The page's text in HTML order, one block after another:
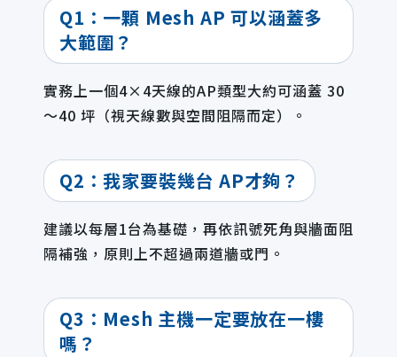
Q1：一顆 Mesh AP 可以涵蓋多
大範圍？
實務上一個4×4天線的AP類型大約可涵蓋 30
～40 坪（視天線數與空間阻隔而定）。
Q2：我家要裝幾台 AP才夠？
建議以每層1台為基礎，再依訊號死角與牆面阻
隔補強，原則上不超過兩道牆或門。
Q3：Mesh 主機一定要放在一樓
嗎？